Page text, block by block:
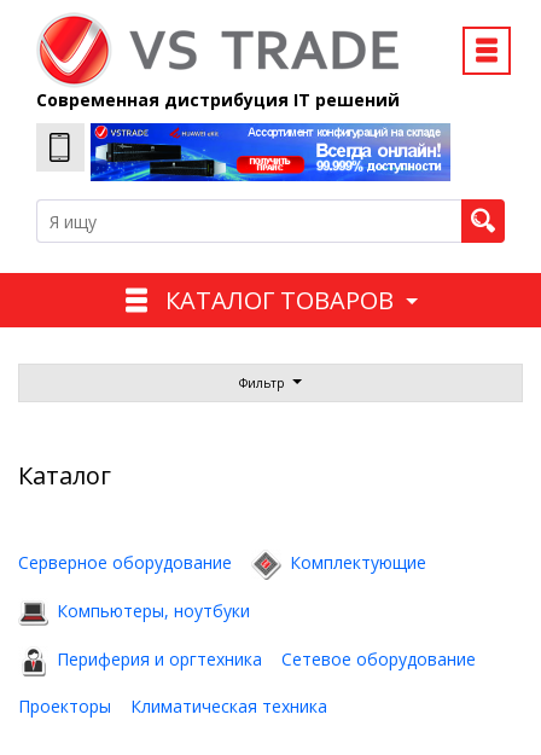
Современная дистрибуция IT решений
КАТАЛОГ ТОВАРОВ
Фильтр
Каталог
Серверное оборудование Комплектующие
Компьютеры, ноутбуки
Периферия и оргтехника Сетевое оборудование
Проекторы Климатическая техника